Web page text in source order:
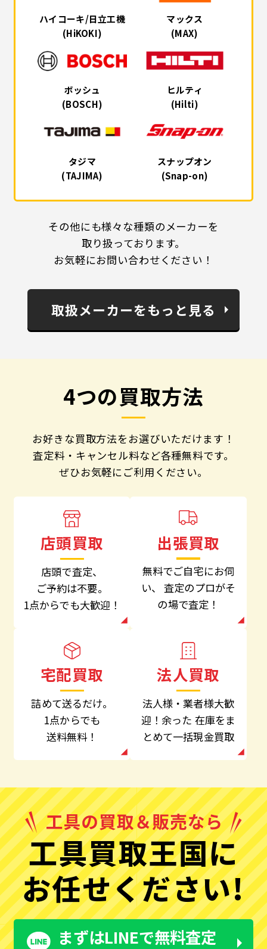
ハイコーキ/日立工機
(HiKOKI)
マックス
(MAX)
ボッシュ
(BOSCH)
ヒルティ
(Hilti)
タジマ
(TAJIMA)
スナップオン
(Snap-on)
その他にも様々な種類のメーカーを
取り扱っております。
お気軽にお問い合わせください！
取扱メーカーをもっと見る
4つの買取方法
お好きな買取方法をお選びいただけます！
査定料・キャンセル料など各種無料です。
ぜひお気軽にご利用ください。
店頭買取
店頭で査定、
ご予約は不要。
1点からでも大歓迎！
出張買取
無料でご自宅にお伺
い、 査定のプロがそ
の場で査定！
宅配買取
詰めて送るだけ。
1点からでも
送料無料！
法人買取
法人様・業者様大歓
迎！余った 在庫をま
とめて一括現金買取
工具買取王国に
お任せください!
まずはLINEで無料査定